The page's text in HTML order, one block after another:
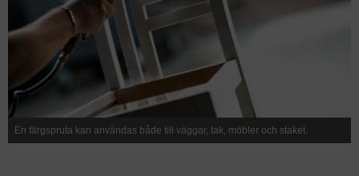
En färgspruta kan användas både till väggar, tak, möbler och staket.